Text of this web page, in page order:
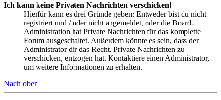
Ich kann keine Privaten Nachrichten verschicken!
Hierfür kann es drei Gründe geben: Entweder bist du nicht
registriert und / oder nicht angemeldet, oder die Board-
Administration hat Private Nachrichten für das komplette
Forum ausgeschaltet. Außerdem könnte es sein, dass der
Administrator dir das Recht, Private Nachrichten zu
verschicken, entzogen hat. Kontaktiere einen Administrator,
um weitere Informationen zu erhalten.
Nach oben